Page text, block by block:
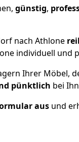
günstig,
nach Athlone
individuell und
Ihrer Möbel,
pünktlich bei
ausund